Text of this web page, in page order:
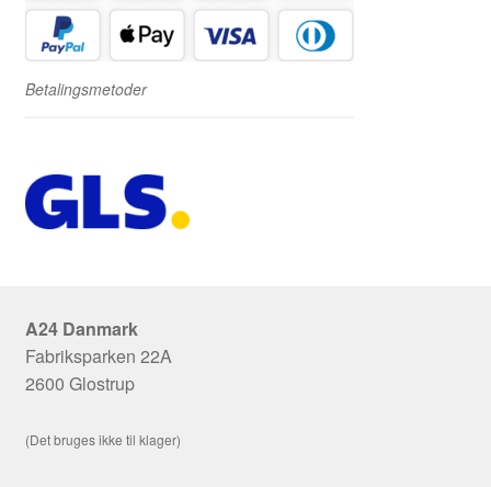
Betalingsmetoder
A24 Danmark
Fabriksparken 22A
2600 Glostrup
(Det bruges ikke til klager)